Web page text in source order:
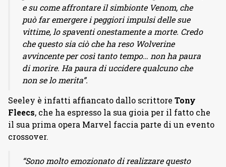
e su come affrontare il simbionte Venom, che
può far emergere i peggiori impulsi delle sue
vittime, lo spaventi onestamente a morte. Credo
che questo sia ciò che ha reso Wolverine
avvincente per così tanto tempo… non ha paura
di morire. Ha paura di uccidere qualcuno che
non se lo merita”.
Seeley è infatti affiancato dallo scrittore Tony
Fleecs, che ha espresso la sua gioia per il fatto che
il sua prima opera Marvel faccia parte di un evento
crossover.
“Sono molto emozionato di realizzare questo